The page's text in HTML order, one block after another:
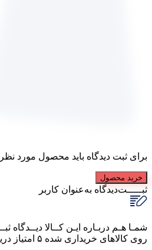
برای ثبت دیدگاه باید محصول مورد
خرید محصول
ثبـــــت‌دیدگاه به‌عنوان کاربر
شمـا هـم دربـاره ایـن کــالا دیــدگاه
روی کالاهای خریداری شده ۵ امتیاز دریافت کنید.